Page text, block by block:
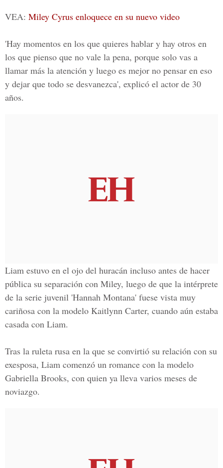
VEA: Miley Cyrus enloquece en su nuevo video
'Hay momentos en los que quieres hablar y hay otros en
los que pienso que no vale la pena, porque solo vas a
llamar más la atención y luego es mejor no pensar en eso
y dejar que todo se desvanezca', explicó el actor de 30
años.
Liam estuvo en el ojo del huracán incluso antes de hacer
pública su separación con Miley, luego de que la intérprete
de la serie juvenil 'Hannah Montana' fuese vista muy
cariñosa con la modelo Kaitlynn Carter, cuando aún estaba
casada con Liam.
Tras la ruleta rusa en la que se convirtió su relación con su
exesposa, Liam comenzó un romance con la modelo
Gabriella Brooks, con quien ya lleva varios meses de
noviazgo.